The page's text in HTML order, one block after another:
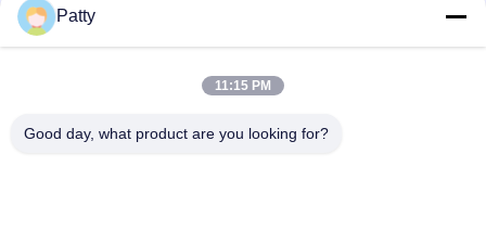
Het tekenen van een broodproductielijn met een aanpasbare
motor en baktemperatuur van 200250 graden Celsius
GeForce luchtkoeling broodproductielijn uitgerust met
combinatiestructuur video die een soepele broodproductie
Patty
11:15 PM
Good day, what product are you looking for?